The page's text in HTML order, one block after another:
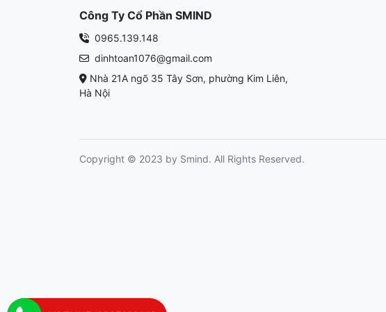
Công Ty Cổ Phần SMIND
0965.139.148
dinhtoan1076@gmail.com
Nhà 21A ngõ 35 Tây Sơn, phường Kim Liên,
Hà Nội
Copyright © 2023 by Smind. All Rights Reserved.